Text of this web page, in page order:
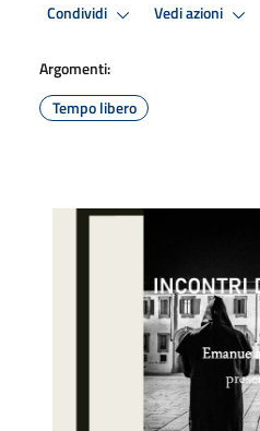
Condividi Vedi azioni
Argomenti:
Tempo libero